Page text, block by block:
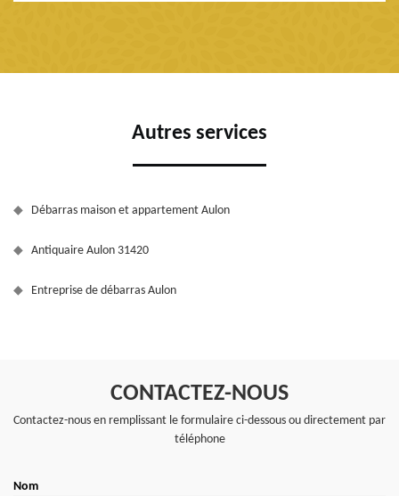
Autres services
Débarras maison et appartement Aulon
Antiquaire Aulon 31420
Entreprise de débarras Aulon
CONTACTEZ-NOUS
Contactez-nous en remplissant le formulaire ci-dessous ou directement par
téléphone
Nom